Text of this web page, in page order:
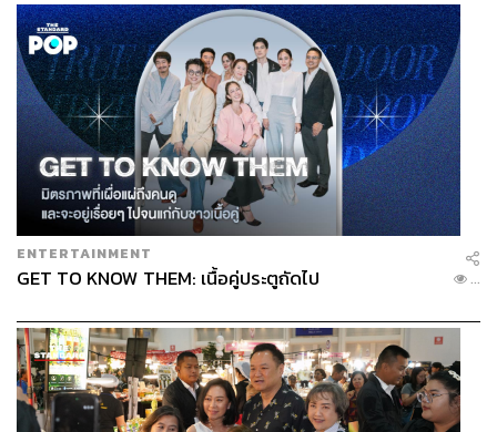
ENTERTAINMENT
GET TO KNOW THEM: เนื้อคู่ประตูถัดไป ...